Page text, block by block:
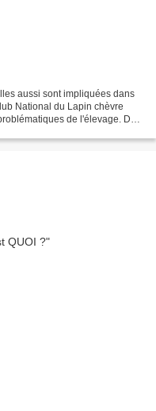
aussi sont impliquées dans
National du Lapin chèvre
de l'élevage. De